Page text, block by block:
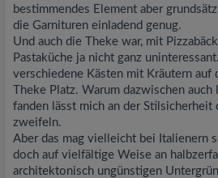
bestimmendes Element aber
die Garnituren einladend genug.
Und auch die Theke war, mit
Pastaküche ja nicht ganz
verschiedene Kästen mit Kräutern auf
Theke Platz. Warum dazwischen
fanden lässt mich an der Stilsicherheit
zweifeln.
Aber das mag vielleicht bei Italienern
doch auf vielfältige Weise an
architektonisch ungünstigen